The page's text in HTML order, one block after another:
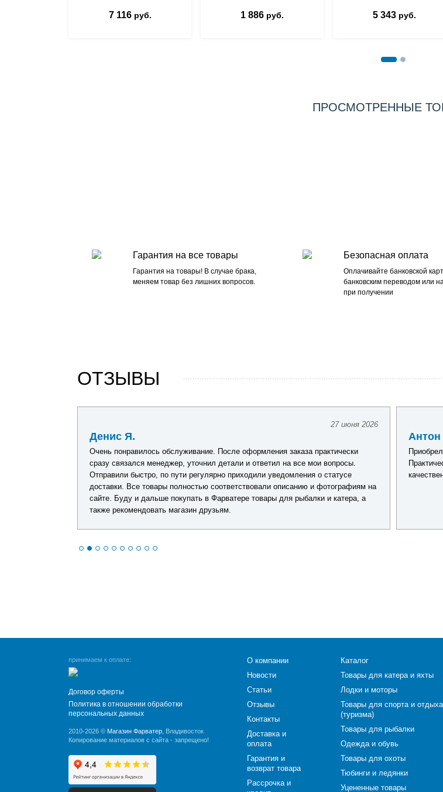
7 116руб. 1 886 руб. 5 343 руб.
ПРОСМОТРЕННЫЕ
Гарантия на все товары
Гарантия на товары! В случае брака,
меняем товар без лишних вопросов.
Безопасная оплата
Оплачивайте банковской
банковским переводом или
при получении
ОТЗЫВЫ
27 июня 2026
Денис Я.
Очень понравилось обслуживание. После оформления заказа практически
сразу связался менеджер, уточнил детали и ответил на все мои вопросы.
Отправили быстро, по пути регулярно приходили уведомления о статусе
доставки. Все товары полностью соответствовали описанию и фотографиям на
сайте. Буду и дальше покупать в Фарватере товары для рыбалки и катера, а
также рекомендовать магазин друзьям.
Антон
принимаем к оплате:
Договор оферты
Политика в отношении обработки
персональных данных
2010-2026 © Магазин Фарватер , Владивосток
Копирование материалов с сайта - запрещено!
О компании
Новости
Статьи
Отзывы
Контакты
Доставка и
оплата
Гарантия и
возврат товара
Рассрочка и
Каталог
Товары для катера и яхты
Лодки и моторы
Товары для спорта и отдыха
(туризма)
Товары для рыбалки
Одежда и обувь
Товары для охоты
Тюбинги и ледянки
Уцененные товары